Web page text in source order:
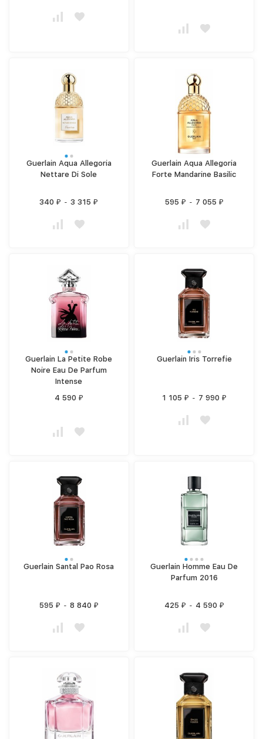
Guerlain Aqua Allegoria
Nettare Di Sole
340₽ - 3 315₽
Guerlain Aqua Allegoria
Forte Mandarine Basilic
595 ₽ - 7 055 ₽
Guerlain La Petite Robe
Noire Eau De Parfum
Intense
4 590 ₽
Guerlain Iris Torrefie
1 105 ₽ - 7 990 ₽
Guerlain Santal Pao Rosa
595 ₽ - 8 840 ₽
Guerlain Homme Eau De
Parfum 2016
425 ₽ - 4 590 ₽